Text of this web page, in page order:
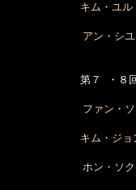
キム・ユル
アン・シ
第７ ・８
ファン・
キム・ジョ
ホン・ソ